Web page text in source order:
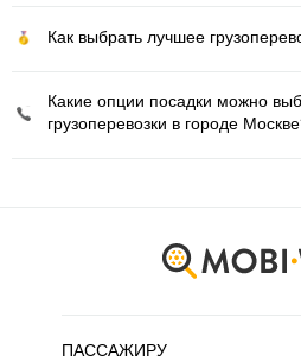
Как выбрать лучшее
Какие опции посадки можно
грузоперевозки в городе
ПАССАЖИРУ